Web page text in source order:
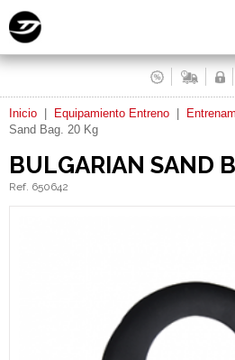
Inicio Equipamiento Entreno
Sand Bag. 20 Kg
BULGARIAN SAND
Ref. 650642